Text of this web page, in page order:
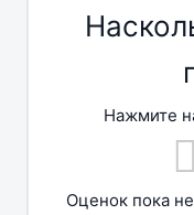
Нажмите
Оценок пока